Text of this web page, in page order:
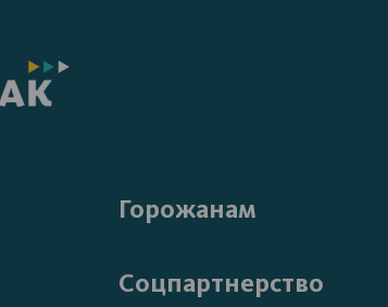
Горожанам
Соцпартнерство